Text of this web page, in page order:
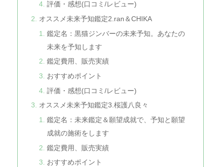
評価・感想(口コミ/レビュー)
オススメ未来予知鑑定2.ran＆CHIKA
鑑定名：黒猫ジンバーの未来予知。あなたの
未来を予知します
鑑定費用、販売実績
おすすめポイント
評価・感想(口コミ/レビュー)
オススメ未来予知鑑定3.桜護八良々
鑑定名：未来鑑定＆願望成就で、予知と願望
成就の施術をします
鑑定費用、販売実績
おすすめポイント